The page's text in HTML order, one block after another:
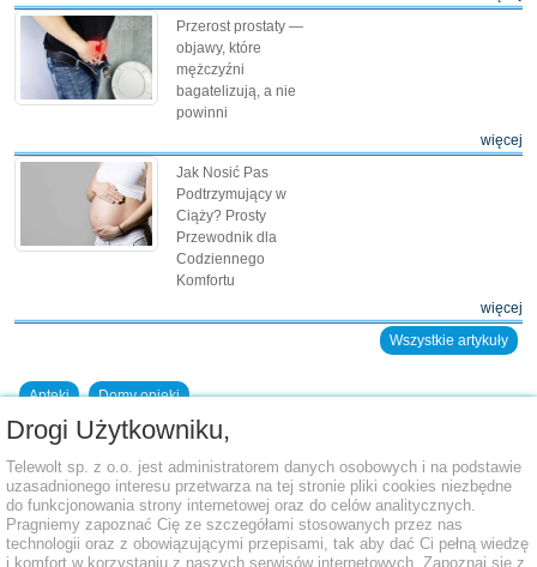
Przerost prostaty —
objawy, które
mężczyźni
bagatelizują, a nie
powinni
więcej
Jak Nosić Pas
Podtrzymujący w
Ciąży? Prosty
Przewodnik dla
Codziennego
Komfortu
więcej
Wszystkie artykuły
Apteki Domy opieki
Dodaj placówkę do bazy
Drogi Użytkowniku,
Telewolt sp. z o.o. jest administratorem danych osobowych i na podstawie
uzasadnionego interesu przetwarza na tej stronie pliki cookies niezbędne
do funkcjonowania strony internetowej oraz do celów analitycznych.
Pragniemy zapoznać Cię ze szczegółami stosowanych przez nas
technologii oraz z obowiązującymi przepisami, tak aby dać Ci pełną wiedzę
i komfort w korzystaniu z naszych serwisów internetowych. Zapoznaj się z